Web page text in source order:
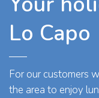
Lo Capo
For our customers
the area to enjoy